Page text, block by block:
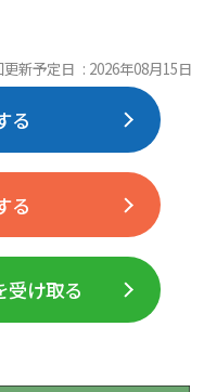
更新予定日 : 2026年08月15日
る
る
受け取る